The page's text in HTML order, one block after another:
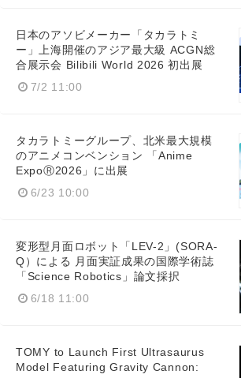
日本のアソビメーカー「タカラトミ
ー」上海開催のアジア最大級 ACGN総
合展示会 Bilibili World 2026 初出展
7/2 11:00
タカラトミーグループ、北米最大規模
のアニメコンベンション 「Anime
ExpoⓇ2026」に出展
6/23 10:00
変形型月面ロボット「LEV-2」(SORA-
Q）による 月面実証成果の国際学術誌
「Science Robotics」論文採択
6/18 11:00
TOMY to Launch First Ultrasaurus
Model Featuring Gravity Cannon: